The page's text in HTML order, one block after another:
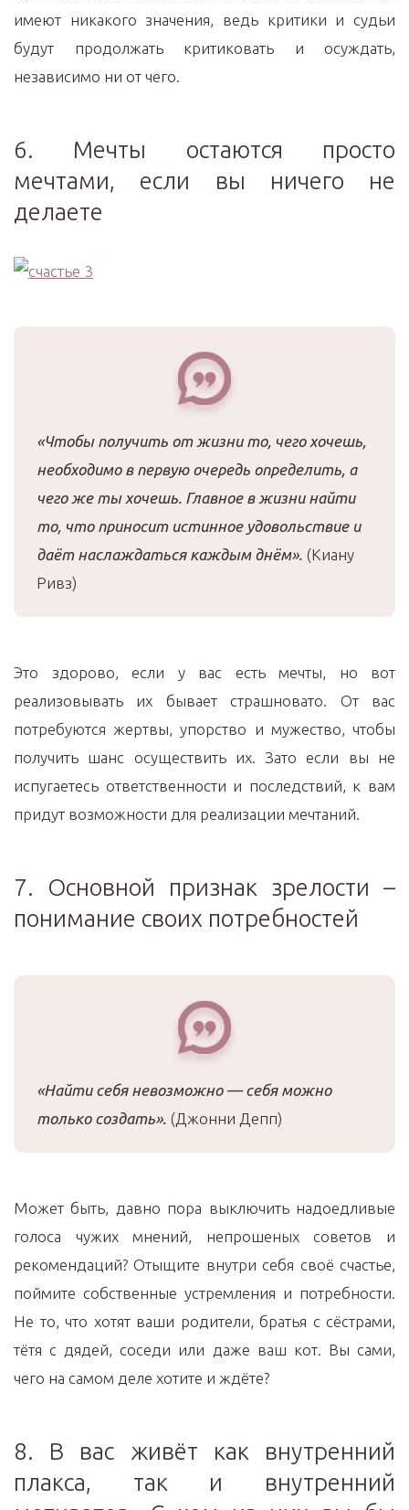
имеют никакого значения, ведь критики и судьи
будут продолжать критиковать и осуждать,
независимо ни от чего.
6. Мечты остаются просто
мечтами, если вы ничего не
делаете
«Чтобы получить от жизни то, чего хочешь,
необходимо в первую очередь определить, а
чего же ты хочешь. Главное в жизни найти
то, что приносит истинное удовольствие и
даёт наслаждаться каждым днём». (Киану
Ривз)
Это здорово, если у вас есть мечты, но вот
реализовывать их бывает страшновато. От вас
потребуются жертвы, упорство и мужество, чтобы
получить шанс осуществить их. Зато если вы не
испугаетесь ответственности и последствий, к вам
придут возможности для реализации мечтаний.
7. Основной признак зрелости –
понимание своих потребностей
«Найти себя невозможно — себя можно
только создать». (Джонни Депп)
Может быть, давно пора выключить надоедливые
голоса чужих мнений, непрошеных советов и
рекомендаций? Отыщите внутри себя своё счастье,
поймите собственные устремления и потребности.
Не то, что хотят ваши родители, братья с сёстрами,
тётя с дядей, соседи или даже ваш кот. Вы сами,
чего на самом деле хотите и ждёте?
8. В вас живёт как внутренний
плакса, так и внутренний